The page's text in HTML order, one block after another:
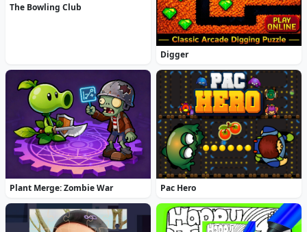
The Bowling Club
Digger
Plant Merge: Zombie War Pac Hero